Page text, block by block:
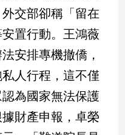
交部卻稱「留在
置行動。王鴻薇
安排專機撤僑，
人行程，這不僅
為國家無法保護
財產申報，卓榮